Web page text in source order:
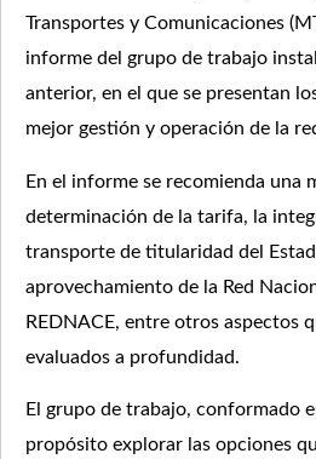
Transportes y Comunicaciones
informe del grupo de trabajo
anterior, en el que se presentan
mejor gestión y operación de la
En el informe se recomienda una
determinación de la tarifa, la
transporte de titularidad del
aprovechamiento de la Red
REDNACE, entre otros aspectos
evaluados a profundidad.
El grupo de trabajo, conformado
propósito explorar las opciones